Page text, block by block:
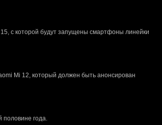
с которой будут запущены смартфоны линейки
Mi 12, который должен быть анонсирован
половине года.